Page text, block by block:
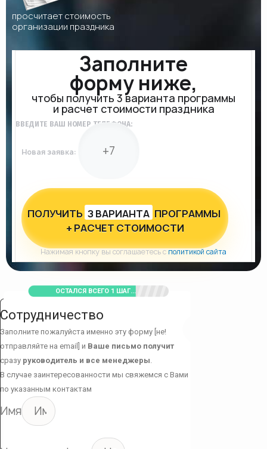
просчитает стоимость
организации праздника
Заполните
форму ниже,
чтобы получить 3 варианта программы
и расчет стоимости праздника
ВВЕДИТЕ ВАШ НОМЕР ТЕЛЕФОНА:
Новая заявка:
ПОЛУЧИТЬ З ВАРИАНТА ПРОГРАММЫ
+ РАСЧЕТ СТОИМОСТИ
Нажимая кнопку вы соглашаетесь сполитикой сайта
ОСТАЛСЯ ВСЕГО 1 ШАГ...
Сотрудничество
Заполните пожалуйста именно эту форму [не!
отправляйте на email] и Ваше письмо получит
сразу руководитель и все менеджеры.
В случае заинтересованности мы свяжемся с Вами
по указанным контактам
Имя